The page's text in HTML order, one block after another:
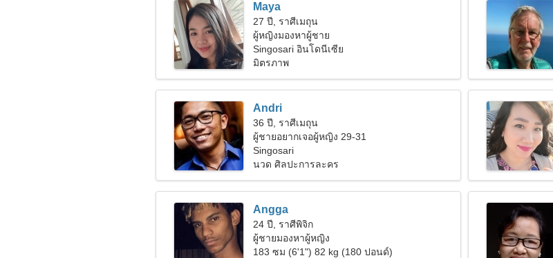
Maya
27 ปี, ราศีเมถุน
ผู้หญิงมองหาผู้ชาย
Singosari อินโดนีเซีย
มิตรภาพ
Andri
36 ปี, ราศีเมถุน
ผู้ชายอยากเจอผู้หญิง 29-31
Singosari
นวด ศิลปะการละคร
Angga
24 ปี, ราศีพิจิก
ผู้ชายมองหาผู้หญิง
183 ซม (6'1") 82 kg (180 ปอนด์)